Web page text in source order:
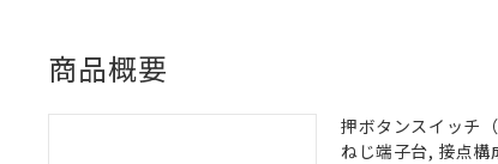
商品概要
押ボタンスイッチ
ねじ端子台, 接点構